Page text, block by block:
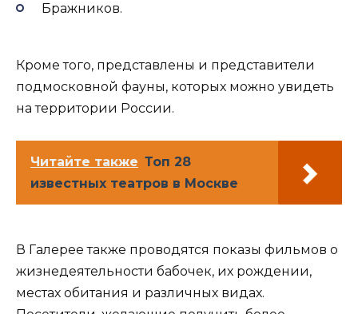
Бражников.
Кроме того, представлены и представители
подмосковной фауны, которых можно увидеть
на территории России.
Читайте также Топ 28
известных театров в Москве
В Галерее также проводятся показы фильмов о
жизнедеятельности бабочек, их рождении,
местах обитания и различных видах.